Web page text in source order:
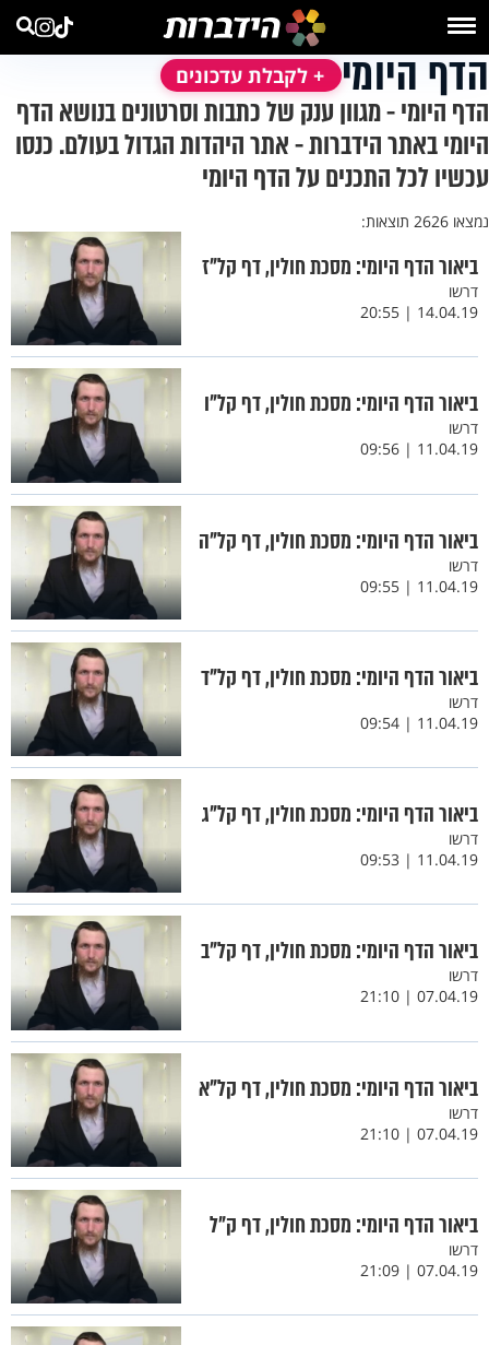
הדף היומי + לקבלת עדכונים
הדף היומי - מגוון ענק של כתבות וסרטונים בנושא הדף
היומי באתר הידברות - אתר היהדות הגדול בעולם. כנסו
עכשיו לכל התכנים על הדף היומי
נמצאו 2626 תוצאות:
ביאור הדף היומי: מסכת חולין, דף קל"ז
דרשו
14.04.19 | 20:55
ביאור הדף היומי: מסכת חולין, דף קל"ו
דרשו
11.04.19 | 09:56
ביאור הדף היומי: מסכת חולין, דף קל"ה
דרשו
11.04.19 | 09:55
ביאור הדף היומי: מסכת חולין, דף קל"ד
דרשו
11.04.19 | 09:54
ביאור הדף היומי: מסכת חולין, דף קל"ג
דרשו
11.04.19 | 09:53
ביאור הדף היומי: מסכת חולין, דף קל"ב
דרשו
07.04.19 | 21:10
ביאור הדף היומי: מסכת חולין, דף קל"א
דרשו
07.04.19 | 21:10
ביאור הדף היומי: מסכת חולין, דף ק"ל
דרשו
07.04.19 | 21:09